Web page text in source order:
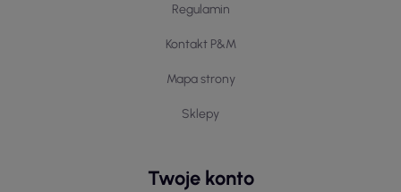
Regulamin
Kontakt P&M
Mapa strony
Sklepy
Twoje konto